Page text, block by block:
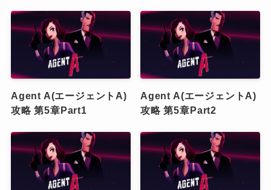
Agent A(エージェントA)
攻略 第5章Part1
Agent A(エージェントA)
攻略 第5章Part2